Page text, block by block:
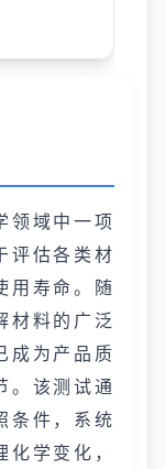
领域中一项
评估各类材
用寿命。随
材料的广泛
成为产品质
。该测试通
条件，系统
学变化，